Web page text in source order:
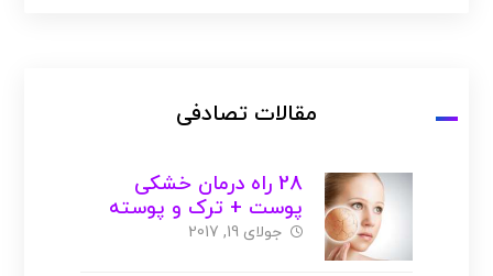
مقالات تصادفی
28 راه درمان خشکی
پوست + ترک و پوسته
پوسته شدن ( با عکس )
جولای 19, 2017